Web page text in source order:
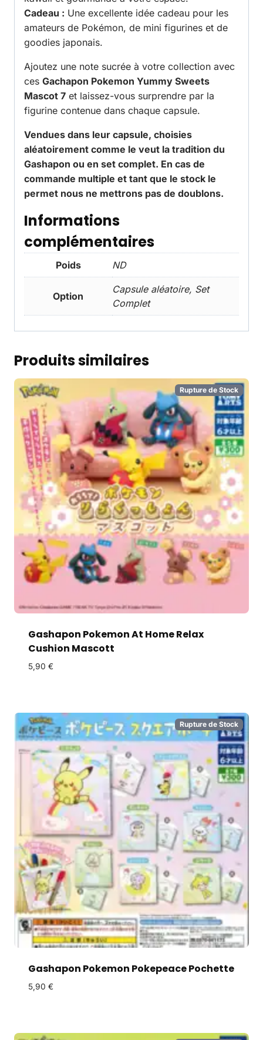
Cadeau : Une excellente idée cadeau pour les
amateurs de Pokémon, de mini figurines et de
goodies japonais.
Ajoutez une note sucrée à votre collection avec
ces Gachapon Pokemon Yummy Sweets
Mascot 7 et laissez-vous surprendre par la
figurine contenue dans chaque capsule.
Vendues dans leur capsule, choisies
aléatoirement comme le veut la tradition du
Gashapon ou en set complet. En cas de
commande multiple et tant que le stock le
permet nous ne mettrons pas de doublons.
Informations
complémentaires
Poids ND
Option
Capsule aléatoire, Set
Complet
Produits similaires
Rupture de Stock
Gashapon Pokemon At Home Relax
Cushion Mascott
5,90 €
Rupture de Stock
Gashapon Pokemon Pokepeace Pochette
5,90 €